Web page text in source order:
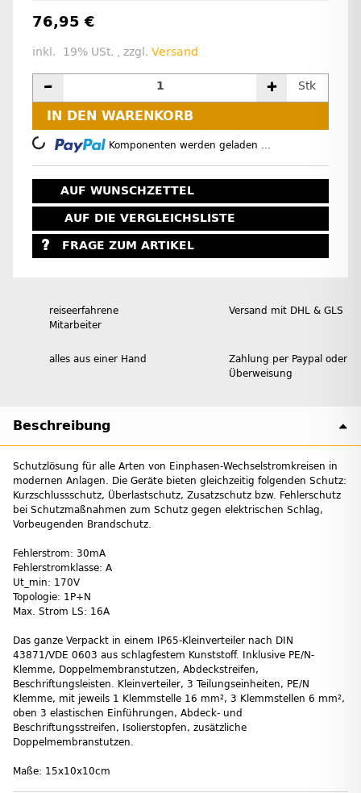
76,95 €
inkl. 19% USt. , zzgl. Versand
Stk
IN DEN WARENKORB
Loading... Komponenten werden geladen ...
AUF WUNSCHZETTEL
AUF DIE VERGLEICHSLISTE
FRAGE ZUM ARTIKEL
reiseerfahrene
Mitarbeiter
Versand mit DHL & GLS
alles aus einer Hand
Zahlung per Paypal oder
Überweisung
Beschreibung
Schutzlösung für alle Arten von Einphasen-Wechselstromkreisen in
modernen Anlagen. Die Geräte bieten gleichzeitig folgenden Schutz:
Kurzschlussschutz, Überlastschutz, Zusatzschutz bzw. Fehlerschutz
bei Schutzmaßnahmen zum Schutz gegen elektrischen Schlag,
Vorbeugenden Brandschutz.
Fehlerstrom: 30mA
Fehlerstromklasse: A
Ut_min: 170V
Topologie: 1P+N
Max. Strom LS: 16A
Das ganze Verpackt in einem IP65-Kleinverteiler nach DIN
43871/VDE 0603 aus schlagfestem Kunststoff. Inklusive PE/N-
Klemme, Doppelmembranstutzen, Abdeckstreifen,
Beschriftungsleisten. Kleinverteiler, 3 Teilungseinheiten, PE/N
Klemme, mit jeweils 1 Klemmstelle 16 mm², 3 Klemmstellen 6 mm²,
oben 3 elastischen Einführungen, Abdeck- und
Beschriftungsstreifen, Isolierstopfen, zusätzliche
Doppelmembranstutzen.
Maße: 15x10x10cm